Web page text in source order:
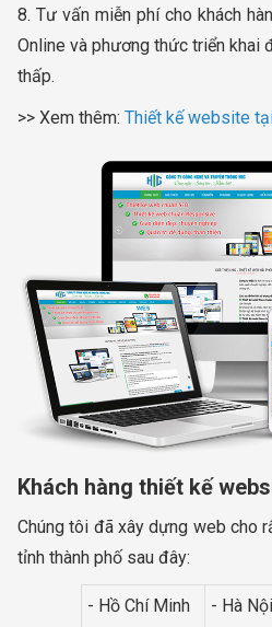
8. Tư vấn miễn phí cho khách
Online và phương thức triển khai
thấp.
>> Xem thêm: Thiết kế website
Khách hàng thiết kế
Chúng tôi đã xây dựng web cho
tỉnh thành phố sau đây:
- Hồ Chí Minh - Hà Nội